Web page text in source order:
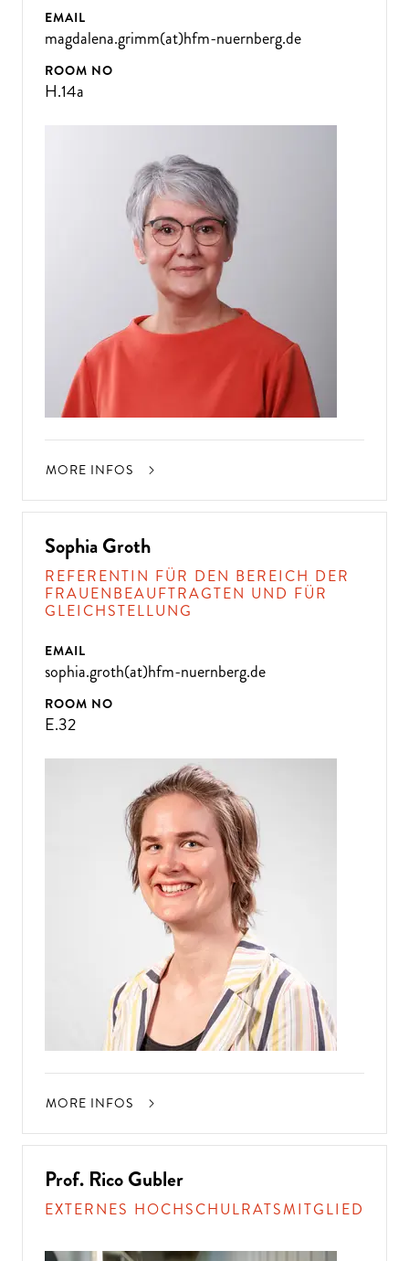
EMAIL
magdalena.grimm(at)hfm-nuernberg.de
ROOM NO
H.14a
MORE INFOS
Sophia Groth
REFERENTIN FÜR DEN BEREICH DER
FRAUENBEAUFTRAGTEN UND FÜR
GLEICHSTELLUNG
EMAIL
sophia.groth(at)hfm-nuernberg.de
ROOM NO
E.32
MORE INFOS
Prof. Rico Gubler
EXTERNES HOCHSCHULRATSMITGLIED